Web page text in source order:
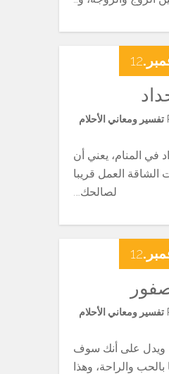
تفسير ومعاني الأحلام
اد في المنام، يعني أن
الشاقة العمل قريبا
لصالحك….
12
تفسير ومعاني الأحلام
ويدل على أنك سوف
والراحة، وهذا
12